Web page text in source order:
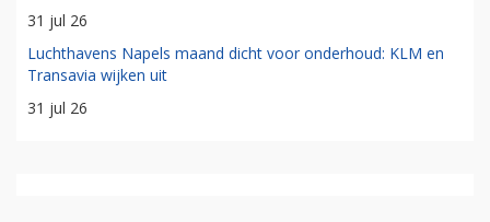
31 jul 26
Luchthavens Napels maand dicht voor onderhoud: KLM en
Transavia wijken uit
31 jul 26